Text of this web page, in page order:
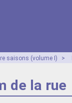
saisons (volume I) >
de la rue